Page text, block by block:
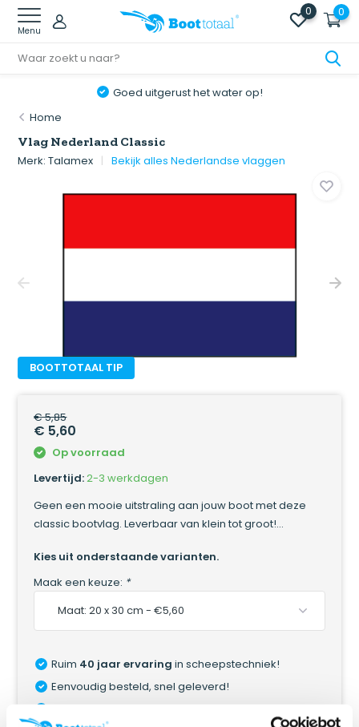
Menu
0 0
Goed uitgerust het water op!
Home
Vlag Nederland Classic
Merk:Talamex Bekijk alles Nederlandse vlaggen
BOOTTOTAAL TIP
€ 5,85
€ 5,60
Op voorraad
Levertijd:2-3 werkdagen
Geen een mooie uitstraling aan jouw boot met deze
classic bootvlag. Leverbaar van klein tot groot!...
Kies uit onderstaande varianten.
Maak een keuze: *
Ruim 40 jaar ervaringin scheepstechniek!
Eenvoudig besteld, snel geleverd!